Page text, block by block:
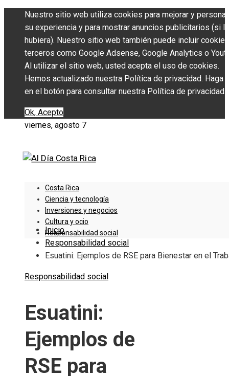
Nuestro sitio web utiliza cookies para mejorar y
su experiencia y para mostrar anuncios publicitarios (si
hubiera). Nuestro sitio web también puede incluir
terceros como Google Adsense, Google Analytics o
Al utilizar el sitio web, usted acepta el uso de cookies.
Hemos actualizado nuestra Política de privacidad. Haga
en el botón para consultar nuestra Política de privacidad.
Ok, Acepto
viernes, agosto 7
Costa Rica
Ciencia y tecnología
Inversiones y negocios
Cultura y ocio
Responsabilidad social
Inicio
Responsabilidad social
Esuatini: Ejemplos de RSE para Bienestar en el
Responsabilidad social
Esuatini:
Ejemplos de
RSE para